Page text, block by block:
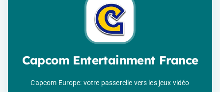
Capcom Entertainment France
Capcom Europe: votre passerelle vers les jeux vidéo